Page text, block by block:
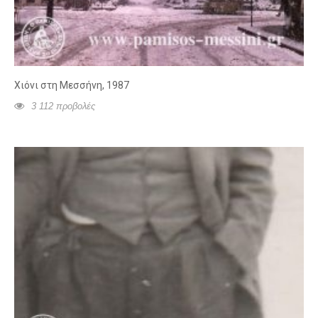
Χιόνι στη Μεσσήνη, 1987
3 112 προβολές